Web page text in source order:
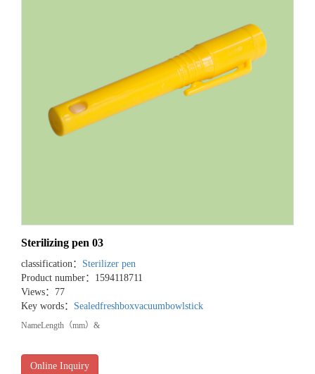
Sterilizing pen 03
classification： Sterilizer pen
Product number：1594118711
Views：77
Key words： Sealedfreshboxvacuumbowlstick
NameLength（mm）&
Online Inquiry